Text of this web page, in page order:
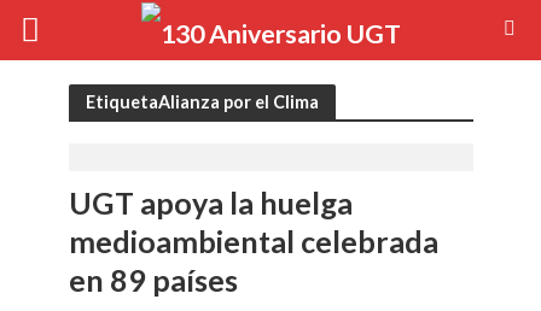
EtiquetaAlianza por el Clima
UGT apoya la huelga
medioambiental celebrada
en 89 países